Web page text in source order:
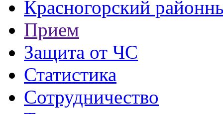
Красногорский
Прием
Защита от ЧС
Статистика
Сотрудничество